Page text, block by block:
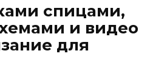
спицами,
и видео
для